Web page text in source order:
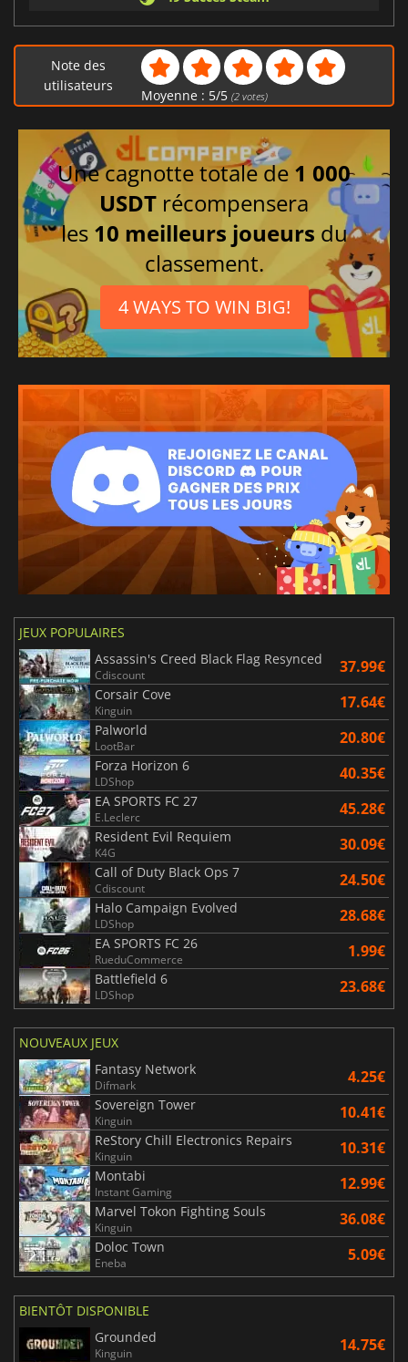
Note des
utilisateurs
Moyenne : 5/5 (2votes)
Une cagnotte totale de 1 000
USDT récompensera
les 10 meilleurs joueurs du
classement.
4 WAYS TO WIN BIG!
JEUX POPULAIRES
Assassin's Creed Black Flag Resynced
Cdiscount 37.99€
Corsair Cove
Kinguin 17.64€
Palworld
LootBar 20.80€
Forza Horizon 6
LDShop 40.35€
EA SPORTS FC 27
E.Leclerc 45.28€
Resident Evil Requiem
K4G 30.09€
Call of Duty Black Ops 7
Cdiscount 24.50€
Halo Campaign Evolved
LDShop 28.68€
EA SPORTS FC 26
RueduCommerce 1.99€
Battlefield 6
LDShop 23.68€
NOUVEAUX JEUX
Fantasy Network
Difmark 4.25€
Sovereign Tower
Kinguin 10.41€
ReStory Chill Electronics Repairs
Kinguin 10.31€
Montabi
Instant Gaming 12.99€
Marvel Tokon Fighting Souls
Kinguin 36.08€
Doloc Town
Eneba 5.09€
BIENTÔT DISPONIBLE
Grounded
Kinguin 14.75€